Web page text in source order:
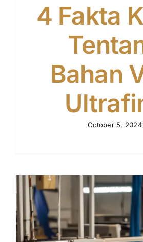
4 Fakta
Bahan
October 5, 2024